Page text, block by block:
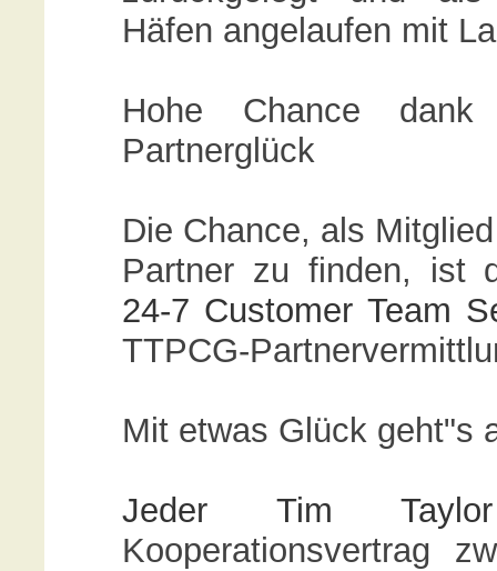
Häfen angelaufen mit
Hohe Chance
Partnerglück
Die Chance, als
Partner zu finden, ist
24-7 Customer Team
TTPCG-
Mit etwas Glück geht"s
Jeder Tim Taylor
Kooperationsvertrag